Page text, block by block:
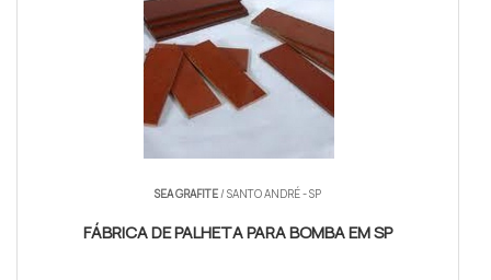
SEA GRAFITE/ SANTO ANDRÉ - SP
FÁBRICA DE PALHETA PARA BOMBA EM SP